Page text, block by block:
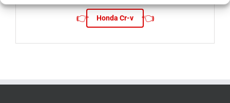
👉 Honda Cr-v 👈